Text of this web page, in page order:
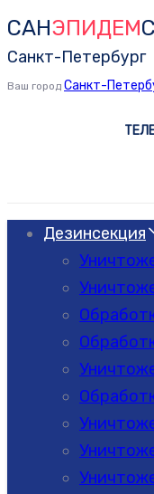
Skip
links
Skip
to
primary
САНЭПИДЕМ
Санкт-Петербург
Ваш город Санкт-
Дезинсекция